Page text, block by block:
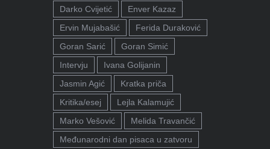
Darko Cvijetić
Enver Kazaz
Ervin Mujabašić
Ferida Duraković
Goran Sarić
Goran Simić
Intervju
Ivana Golijanin
Jasmin Agić
Kratka priča
Kritika/esej
Lejla Kalamujić
Marko Vešović
Melida Travančić
Međunarodni dan pisaca u zatvoru